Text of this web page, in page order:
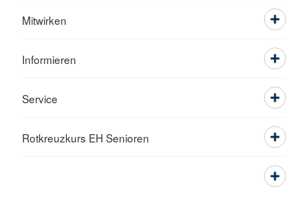
Mitwirken
Informieren
Service
Rotkreuzkurs EH Senioren